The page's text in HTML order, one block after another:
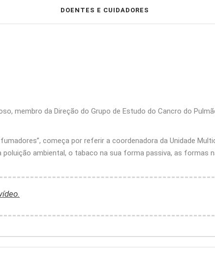
DOENTES E CUIDADORES
membro da Direção do Grupo de Estudo do Cancro do
começa por referir a coordenadora da Unidade
poluição ambiental, o tabaco na sua forma passiva, as